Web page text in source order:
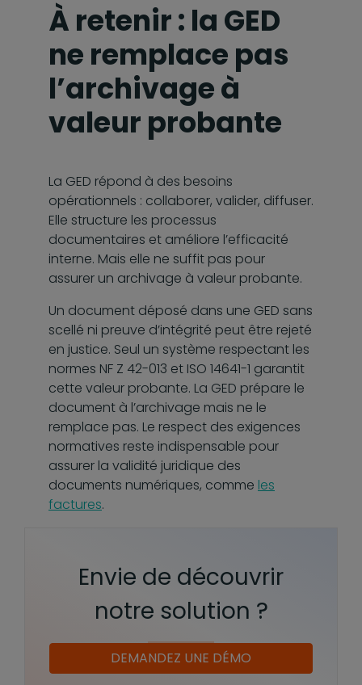
À retenir : la GED
ne remplace pas
l’archivage à
valeur probante
La GED répond à des besoins
opérationnels : collaborer, valider, diffuser.
Elle structure les processus
documentaires et améliore l’efficacité
interne. Mais elle ne suffit pas pour
assurer un archivage à valeur probante.
Un document déposé dans une GED sans
scellé ni preuve d’intégrité peut être rejeté
en justice. Seul un système respectant les
normes NF Z 42-013 et ISO 14641-1 garantit
cette valeur probante. La GED prépare le
document à l’archivage mais ne le
remplace pas. Le respect des exigences
normatives reste indispensable pour
assurer la validité juridique des
documents numériques, comme les
factures.
Envie de découvrir
notre solution ?
DEMANDEZ UNE DÉMO